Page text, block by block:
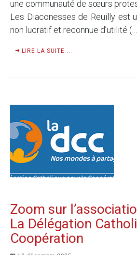
une communauté de sœurs
Les Diaconesses de Reuilly est
non lucratif et reconnue d’utilité
LIRE LA SUITE ...
Zoom sur
La Délégation
Coopération